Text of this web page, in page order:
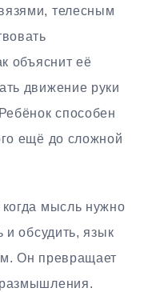
телесным
объяснит её
движение руки
способен
ещё до сложной
мысль нужно
и обсудить, язык
Он превращает